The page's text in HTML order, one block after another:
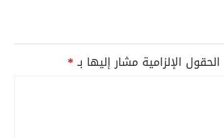
الحقول الإلزامية مشار إليها بـ*